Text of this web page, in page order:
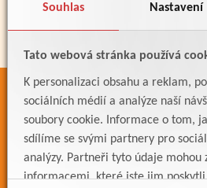
Souhlas Nastavení
Tato webová stránka používá
K personalizaci obsahu a reklam,
sociálních médií a analýze naší
soubory cookie. Informace o tom,
sdílíme se svými partnery pro
analýzy. Partneři tyto údaje mohou
informacemi, které jste jim
ODKAZY
Bakaláři
Jídelníček
Meteostanice